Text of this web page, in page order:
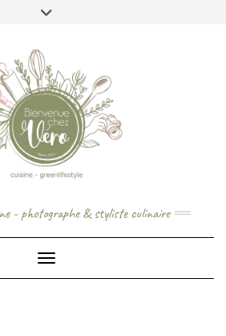
- photographe & styliste culinaire
Toggle Navigation